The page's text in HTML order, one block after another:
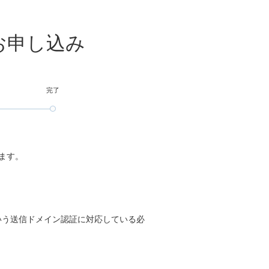
申し込み
完了
す。
送信ドメイン認証に対応している必